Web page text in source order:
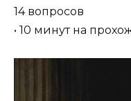
14 вопросов
• 10 минут на